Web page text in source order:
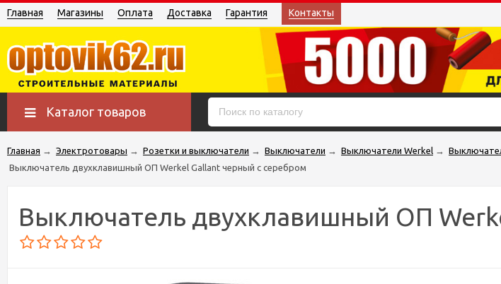
Главная Магазины Оплата Доставка Гарантия Контакты
Каталог товаров
Главная → Электротовары → Розетки и выключатели → Выключатели → Выключатели Werkel →
Выключатель двухклавишный ОП Werkel Gallant черный с серебром
Выключатель двухклавишный ОП